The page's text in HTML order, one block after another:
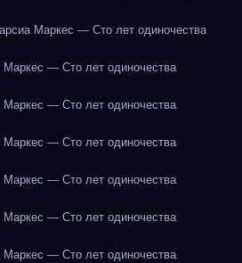
Маркес — Сто лет одиночества
Маркес — Сто лет одиночества
Маркес — Сто лет одиночества
Маркес — Сто лет одиночества
Маркес — Сто лет одиночества
Маркес — Сто лет одиночества
Маркес — Сто лет одиночества